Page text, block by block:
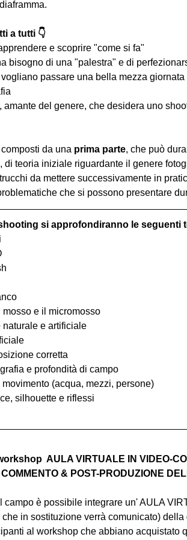
a tutti 👇
e scoprire "come si fa"
bisogno di una "palestra" e di
passare una bella mezza
amante del genere, che desidera uno
da una prima parte, che può
di teoria iniziale riguardante il genere
da mettere successivamente in
che si possono presentare
si approfondiranno le seguenti
e il micromosso
naturale e artificiale
corretta
e profondità di campo
(acqua, mezzi, persone)
silhouette e riflessi
AULA VIRTUALE IN VIDEO-
& POST-PRODUZIONE
campo è possibile integrare un' AULA
in sostituzione verrà comunicato)
al workshop che abbiano acquistato